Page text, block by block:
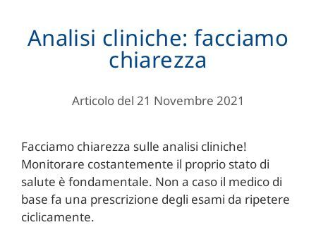
Analisi cliniche: facciamo
chiarezza
Articolo del 21 Novembre 2021
Facciamo chiarezza sulle analisi cliniche!
Monitorare costantemente il proprio stato di
salute è fondamentale. Non a caso il medico di
base fa una prescrizione degli esami da ripetere
ciclicamente.